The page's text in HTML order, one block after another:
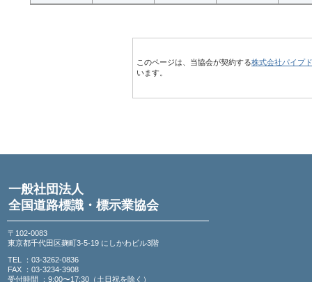
このページは、当協会が契約する株式会社パイプ
います。
一般社団法人
全国道路標識・標示業協会
〒102-0083
東京都千代田区麹町3-5-19 にしかわビル3階
TEL ：03-3262-0836
FAX ：03-3234-3908
受付時間 ：9:00〜17:30（土日祝を除く）